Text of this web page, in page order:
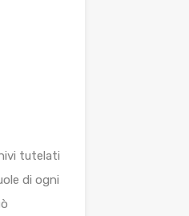
tutelati
di ogni